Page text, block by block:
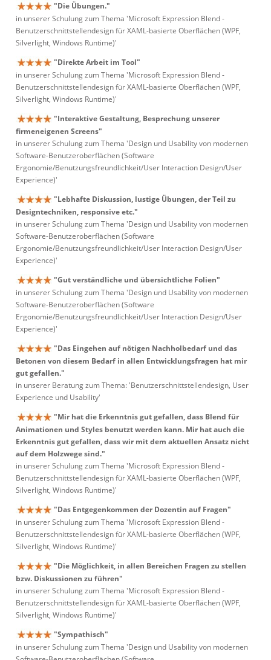
"Die Übungen."
in unserer Schulung zum Thema 'Microsoft Expression Blend -
Benutzerschnittstellendesign für XAML-basierte Oberflächen (WPF,
Silverlight, Windows Runtime)'
"Direkte Arbeit im Tool"
in unserer Schulung zum Thema 'Microsoft Expression Blend -
Benutzerschnittstellendesign für XAML-basierte Oberflächen (WPF,
Silverlight, Windows Runtime)'
"Interaktive Gestaltung, Besprechung unserer
firmeneigenen Screens"
in unserer Schulung zum Thema 'Design und Usability von modernen
Software-Benutzeroberflächen (Software
Ergonomie/Benutzungsfreundlichkeit/User Interaction Design/User
Experience)'
"Lebhafte Diskussion, lustige Übungen, der Teil zu
Designtechniken, responsive etc."
in unserer Schulung zum Thema 'Design und Usability von modernen
Software-Benutzeroberflächen (Software
Ergonomie/Benutzungsfreundlichkeit/User Interaction Design/User
Experience)'
"Gut verständliche und übersichtliche Folien"
in unserer Schulung zum Thema 'Design und Usability von modernen
Software-Benutzeroberflächen (Software
Ergonomie/Benutzungsfreundlichkeit/User Interaction Design/User
Experience)'
"Das Eingehen auf nötigen Nachholbedarf und das
Betonen von diesem Bedarf in allen Entwicklungsfragen hat mir
gut gefallen."
in unserer Beratung zum Thema: 'Benutzerschnittstellendesign, User
Experience und Usability'
"Mir hat die Erkenntnis gut gefallen, dass Blend für
Animationen und Styles benutzt werden kann. Mir hat auch die
Erkenntnis gut gefallen, dass wir mit dem aktuellen Ansatz nicht
auf dem Holzwege sind."
in unserer Schulung zum Thema 'Microsoft Expression Blend -
Benutzerschnittstellendesign für XAML-basierte Oberflächen (WPF,
Silverlight, Windows Runtime)'
"Das Entgegenkommen der Dozentin auf Fragen"
in unserer Schulung zum Thema 'Microsoft Expression Blend -
Benutzerschnittstellendesign für XAML-basierte Oberflächen (WPF,
Silverlight, Windows Runtime)'
"Die Möglichkeit, in allen Bereichen Fragen zu stellen
bzw. Diskussionen zu führen"
in unserer Schulung zum Thema 'Microsoft Expression Blend -
Benutzerschnittstellendesign für XAML-basierte Oberflächen (WPF,
Silverlight, Windows Runtime)'
"Sympathisch"
in unserer Schulung zum Thema 'Design und Usability von modernen